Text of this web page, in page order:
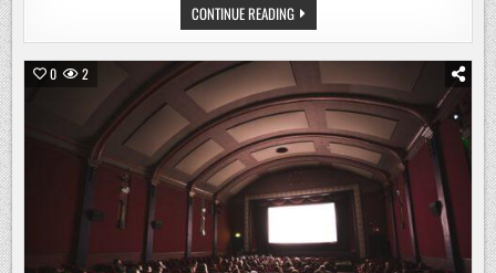
CONTINUE READINGVODAFONE
BAUT
IN
GERA:
ERST
EINSCHRÄNKUNGEN,
DANN
BESSERES
MOBILFUNKNETZ
0 2